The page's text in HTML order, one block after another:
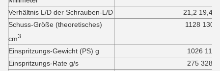
Verhältnis L/D der Schrauben-L/D
21,2 19,4
Schuss-Größe (theoretisches)
cm3
1128 1306
Einspritzungs-Gewicht (PS) g
1026 1180
Einspritzungs-Rate g/s
275 328